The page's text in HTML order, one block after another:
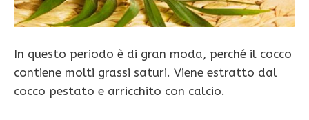
In questo periodo è di gran moda, perché il cocco
contiene molti grassi saturi. Viene estratto dal
cocco pestato e arricchito con calcio.